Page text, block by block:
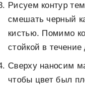
Рисуем контур
смешать черный
кистью. Помимо
стойкой в течение
Сверху наносим
чтобы цвет был